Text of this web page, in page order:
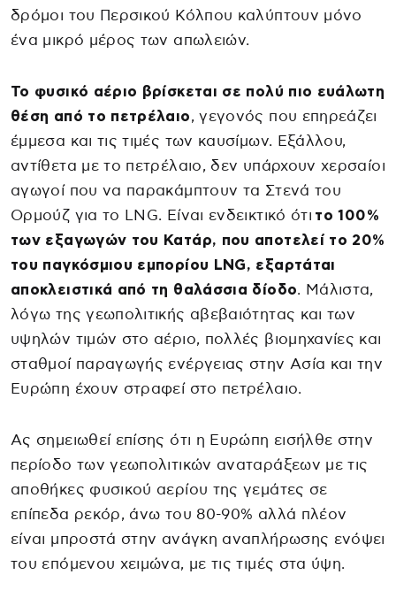
δρόμοι του Περσικού Κόλπου καλύπτουν μόνο
ένα μικρό μέρος των απωλειών.
Το φυσικό αέριο βρίσκεται σε πολύ πιο ευάλωτη
θέση από το πετρέλαιο, γεγονός που επηρεάζει
έμμεσα και τις τιμές των καυσίμων. Εξάλλου,
αντίθετα με το πετρέλαιο, δεν υπάρχουν χερσαίοι
αγωγοί που να παρακάμπτουν τα Στενά του
Ορμούζ για το LNG. Είναι ενδεικτικό ότι το 100%
των εξαγωγών του Κατάρ, που αποτελεί το 20%
του παγκόσμιου εμπορίου LNG, εξαρτάται
αποκλειστικά από τη θαλάσσια δίοδο. Μάλιστα,
λόγω της γεωπολιτικής αβεβαιότητας και των
υψηλών τιμών στο αέριο, πολλές βιομηχανίες και
σταθμοί παραγωγής ενέργειας στην Ασία και την
Ευρώπη έχουν στραφεί στο πετρέλαιο.
Ας σημειωθεί επίσης ότι η Ευρώπη εισήλθε στην
περίοδο των γεωπολιτικών αναταράξεων με τις
αποθήκες φυσικού αερίου της γεμάτες σε
επίπεδα ρεκόρ, άνω του 80-90% αλλά πλέον
είναι μπροστά στην ανάγκη αναπλήρωσης ενόψει
του επόμενου χειμώνα, με τις τιμές στα ύψη.